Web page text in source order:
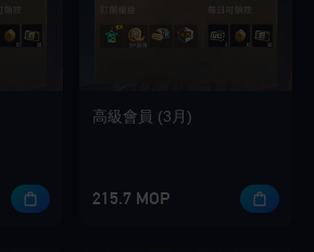
高級會員 (3月)
215.7 MOP